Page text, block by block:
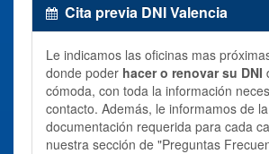
Cita previa DNI Valencia
Le indicamos las oficinas mas
donde poder hacer o renovar su DNI
cómoda, con toda la información
contacto. Además, le informamos de la
documentación requerida para cada
nuestra sección de "Preguntas